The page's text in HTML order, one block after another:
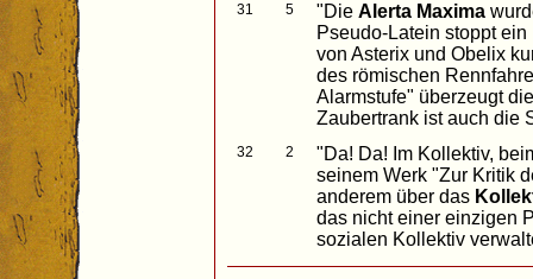
31 5 "Die Alerta Maxima
Pseudo-Latein stoppt
von Asterix und Obelix
des römischen
Alarmstufe" überzeugt
Zaubertrank ist auch die
32 2
"Da! Da! Im Kollektiv,
seinem Werk "Zur Kritik
anderem über das
das nicht einer einzigen
sozialen Kollektiv